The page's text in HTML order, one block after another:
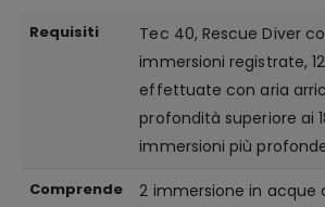
Requisiti
Tec 40, Rescue Diver
immersioni registrate,
effettuate con aria
profondità superiore ai
immersioni più
Comprende
2 immersione in acque